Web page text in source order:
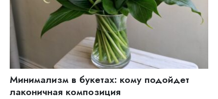
Минимализм в букетах: кому подойдет
лаконичная композиция